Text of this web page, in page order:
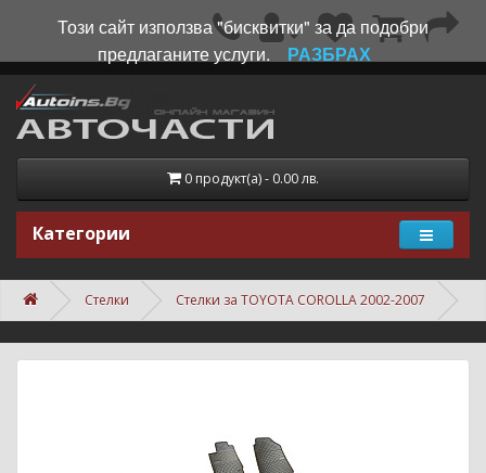
0 продукт(а) - 0.00 лв.
Категории
Стелки Стелки за TOYOTA COROLLA 2002-2007
Този сайт използва "бисквитки" за да подобри
предлаганите услуги.
РАЗБРАХ